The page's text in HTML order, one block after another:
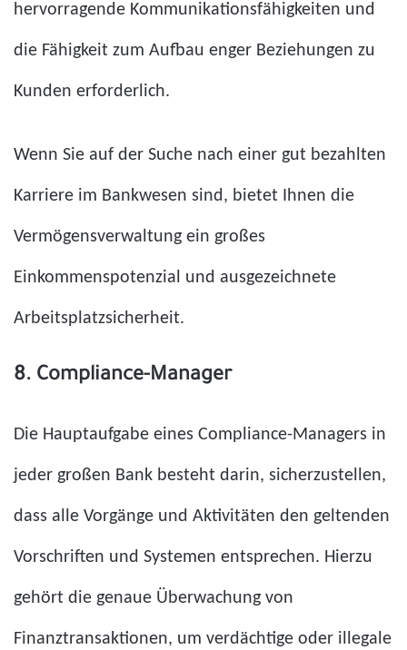
hervorragende Kommunikationsfähigkeiten und
die Fähigkeit zum Aufbau enger Beziehungen zu
Kunden erforderlich.
Wenn Sie auf der Suche nach einer gut bezahlten
Karriere im Bankwesen sind, bietet Ihnen die
Vermögensverwaltung ein großes
Einkommenspotenzial und ausgezeichnete
Arbeitsplatzsicherheit.
8. Compliance-Manager
Die Hauptaufgabe eines Compliance-Managers in
jeder großen Bank besteht darin, sicherzustellen,
dass alle Vorgänge und Aktivitäten den geltenden
Vorschriften und Systemen entsprechen. Hierzu
gehört die genaue Überwachung von
Finanztransaktionen, um verdächtige oder illegale